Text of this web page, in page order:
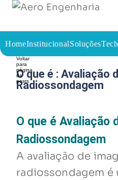
HomeInstitucionalSoluções
Voltar a página
O que é : Avaliação
Radiossondagem
O que é Avaliação
Radiossondagem
A avaliação de
radiossondagem é